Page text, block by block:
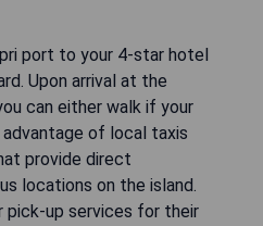
port to your 4-star hotel
Upon arrival at the
can either walk if your
of local taxis
provide direct
locations on the island.
pick-up services for their